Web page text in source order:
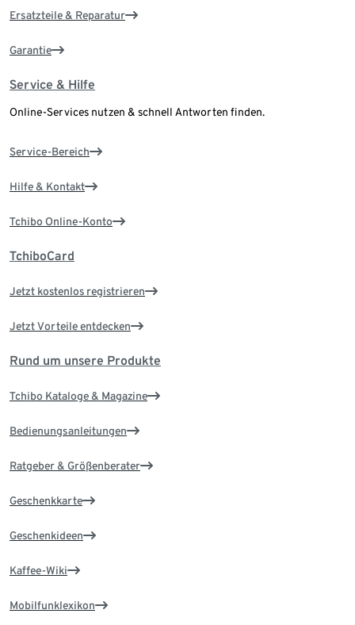
Ersatzteile & Reparatur
Garantie
Service & Hilfe
Online-Services nutzen & schnell Antworten finden.
Service-Bereich
Hilfe & Kontakt
Tchibo Online-Konto
TchiboCard
Jetzt kostenlos registrieren
Jetzt Vorteile entdecken
Rund um unsere Produkte
Tchibo Kataloge & Magazine
Bedienungsanleitungen
Ratgeber & Größenberater
Geschenkkarte
Geschenkideen
Kaffee-Wiki
Mobilfunklexikon